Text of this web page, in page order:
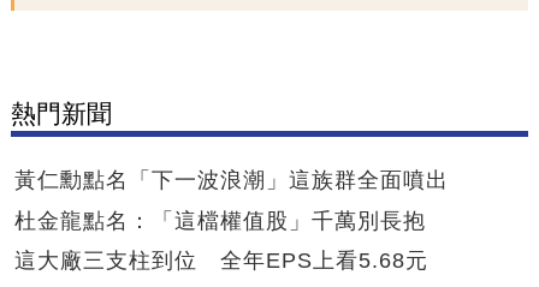
熱門新聞
黃仁勳點名「下一波浪潮」這族群全面噴出
杜金龍點名：「這檔權值股」千萬別長抱
這大廠三支柱到位 全年EPS上看5.68元